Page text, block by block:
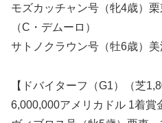
モズカッチャン号（牝4歳
（C・デムーロ）
サトノクラウン号（牡6歳）
【ドバイターフ（G1）（芝
6,000,000アメリカドル 1着賞